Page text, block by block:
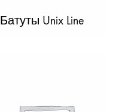
Батуты Unix Line